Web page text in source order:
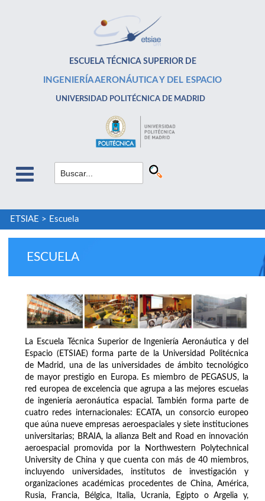
ESCUELA TÉCNICA SUPERIOR DE
INGENIERÍA AERONÁUTICA Y DEL ESPACIO
UNIVERSIDAD POLITÉCNICA DE MADRID
ETSIAE > Escuela
ESCUELA
La Escuela Técnica Superior de Ingeniería Aeronáutica y del
Espacio (ETSIAE) forma parte de la Universidad Politécnica
de Madrid, una de las universidades de ámbito tecnológico
de mayor prestigio en Europa. Es miembro de PEGASUS, la
red europea de excelencia que agrupa a las mejores escuelas
de ingeniería aeronáutica espacial. También forma parte de
cuatro redes internacionales: ECATA, un consorcio europeo
que aúna nueve empresas aeroespaciales y siete instituciones
universitarias; BRAIA, la alianza Belt and Road en innovación
aeroespacial promovida por la Northwestern Polytechnical
University de China y que cuenta con más de 40 miembros,
incluyendo universidades, institutos de investigación y
organizaciones académicas procedentes de China, América,
Rusia, Francia, Bélgica, Italia, Ucrania, Egipto o Argelia y,